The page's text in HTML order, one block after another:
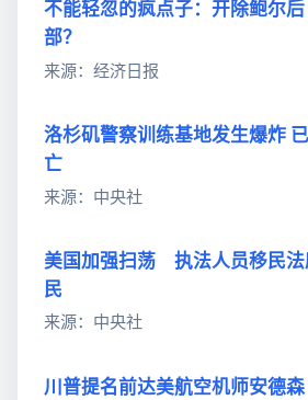
不能轻忽的疯点子：开除鲍尔
部？
来源：经济日报
洛杉矶警察训练基地发生爆炸
亡
来源：中央社
美国加强扫荡 执法人员移民法
民
来源：中央社
川普提名前达美航空机师安德